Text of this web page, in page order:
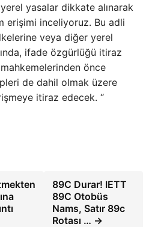
yasalar dikkate alınarak
erişimi inceliyoruz. Bu adli
veya diğer yerel
ifade özgürlüğü itiraz
önce
de dahil olmak üzere
itiraz edecek. “
89C Durar! IETT
89C Otobüs
Nams, Satır 89c
Rotası … →